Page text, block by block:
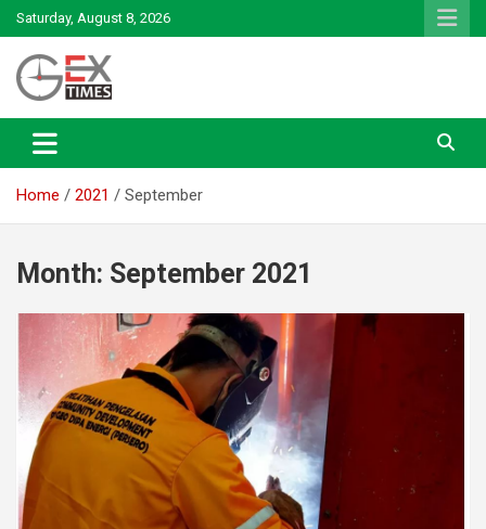
Skip
to
content
Saturday, August 8, 2026
GEx News
Home 2021 September
Month: September 2021